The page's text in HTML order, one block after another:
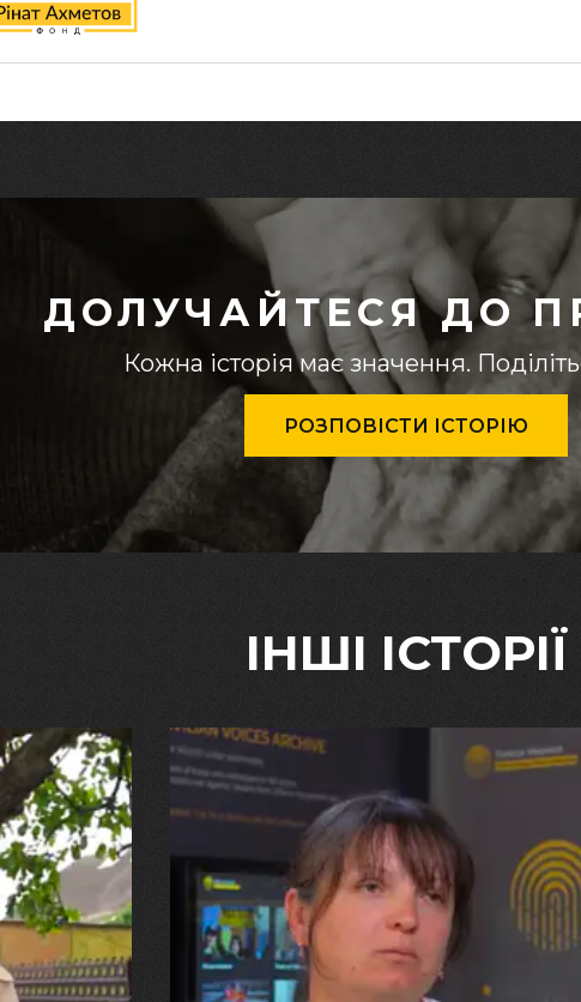
ДОЛУЧАЙТЕСЯ ДО
Кожна історія має значення.
РОЗПОВІСТИ ІСТОРІЮ
ІНШІ ІСТОРІЇ